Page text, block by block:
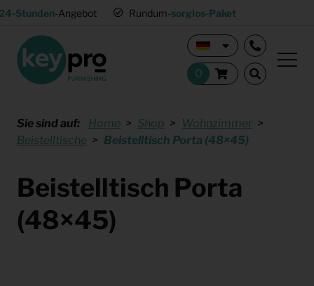
Stunden-Angebot Rundum-sorglos-Paket
Sie sind auf: Home Shop
Wohnzimmer
Beistelltische
Beistelltisch Porta (48×45)
Beistelltisch Porta
(48×45)